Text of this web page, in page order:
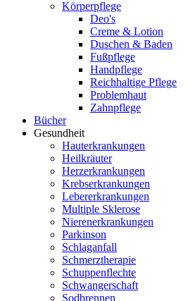
Körperpflege
Deo's
Creme & Lotion
Duschen & Baden
Fußpflege
Handpflege
Reichhaltige Pflege
Problemhaut
Zahnpflege
Bücher
Gesundheit
Hauterkrankungen
Heilkräuter
Herzerkrankungen
Krebserkrankungen
Lebererkrankungen
Multiple Sklerose
Nierenerkrankungen
Parkinson
Schlaganfall
Schmerztherapie
Schuppenflechte
Schwangerschaft
Sodbrennen